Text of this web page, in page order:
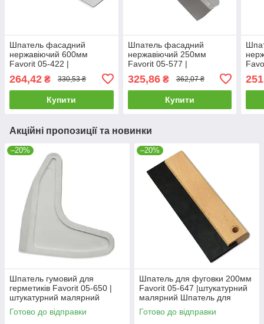
Шпатель фасадний
нержавіючий 600мм
Favorit 05-422 |
Шпатель фасадный
нержавеющий 600мм
264,42 ₴ 330,53 ₴
Купити
Шпатель фасадний
нержавіючий 250мм
Favorit 05-577 |
Шпатель фасадный
нержавеющий 250мм
325,86₴ 362,07 ₴
Купити
Акційні пропозиції та новинки
–20%
Шпатель гумовий для
герметиків Favorit 05-650 |
штукатурний малярний
Шпатель резиновый для
герметиков Favorit
Готово до відправки
–20%
Шпатель для фуговки 200мм
Favorit 05-647 |штукатурний
малярний Шпатель для
фуговки 200мм Favorit
Готово до відправки